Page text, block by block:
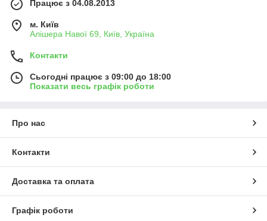
Працює з 04.08.2013
м. Київ
Алішера Навої 69, Київ, Україна
Контакти
Сьогодні працює з 09:00 до 18:00
Показати весь графік роботи
Про нас
Контакти
Доставка та оплата
Графік роботи